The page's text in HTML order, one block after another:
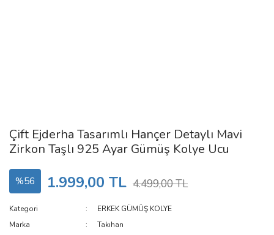
Çift Ejderha Tasarımlı Hançer Detaylı Mavi
Zirkon Taşlı 925 Ayar Gümüş Kolye Ucu
%56 1.999,00 TL 4.499,00 TL
Kategori
ERKEK GÜMÜŞ KOLYE
Marka
Takıhan